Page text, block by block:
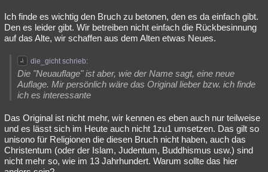
Ich finde es wichtig den Bruch zu betonen, den es da einfach gibt.
Den es leider gibt. Wir betreiben nicht einfach die Rückbesinnung
auf das Alte, wir schaffen aus dem Alten etwas Neues.
die_gicht schrieb:
Die "Neuauflage" ist aber, wie der Name sagt, eine neue
Auflage. Mir persönlich wäre das Original lieber bzw. ich finde
ich es interessante
Das Original ist nicht mehr, wir kennen es eben auch nur teilweise
und es lässt sich im Heute auch nicht 1zu1 umsetzen. Das gilt so
unisono für Religionen die diesen Bruch nicht haben, auch das
Christentum (oder der Islam, Judentum, Buddhismus usw.) sind
nicht mehr so, wie im 13 Jahrhundert. Warum sollte das hier